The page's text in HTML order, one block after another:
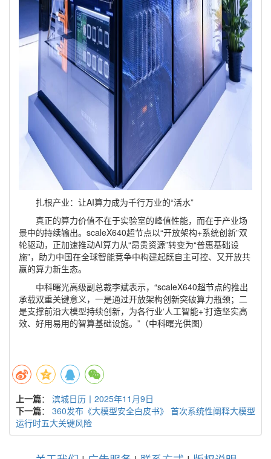
扎根产业：让AI算力成为千行万业的“活水”
真正的算力价值不在于实验室的峰值性能，而在于产业场
景中的持续输出。scaleX640超节点以“开放架构+系统创新”双
轮驱动，正加速推动AI算力从“昂贵资源”转变为“普惠基础设
施”，助力中国在全球智能竞争中构建起既自主可控、又开放共
赢的算力新生态。
中科曙光高级副总裁李斌表示，“scaleX640超节点的推出
承载双重关键意义，一是通过开放架构创新突破算力瓶颈；二
是支撑前沿大模型持续创新，为各行业‘人工智能+’打造坚实高
效、好用易用的智算基础设施。”（中科曙光供图）
上一篇： 滨城日历丨2025年11月9日
下一篇： 360发布《大模型安全白皮书》 首次系统性阐释大模型
运行时五大关键风险